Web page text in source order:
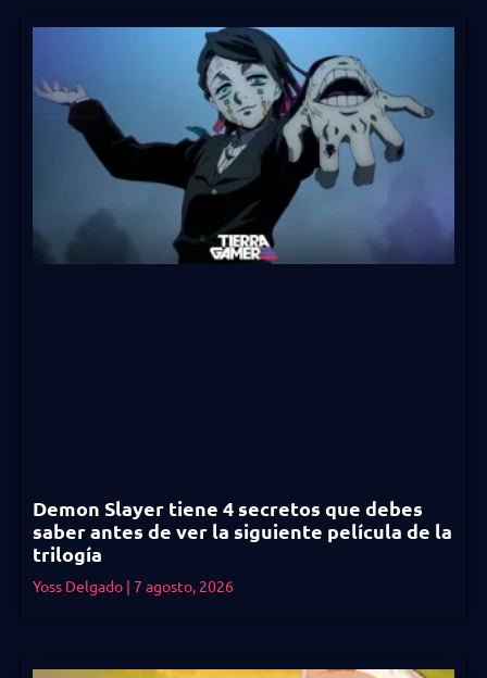
Demon Slayer tiene 4 secretos que debes
saber antes de ver la siguiente película de la
trilogía
Yoss Delgado 7 agosto, 2026